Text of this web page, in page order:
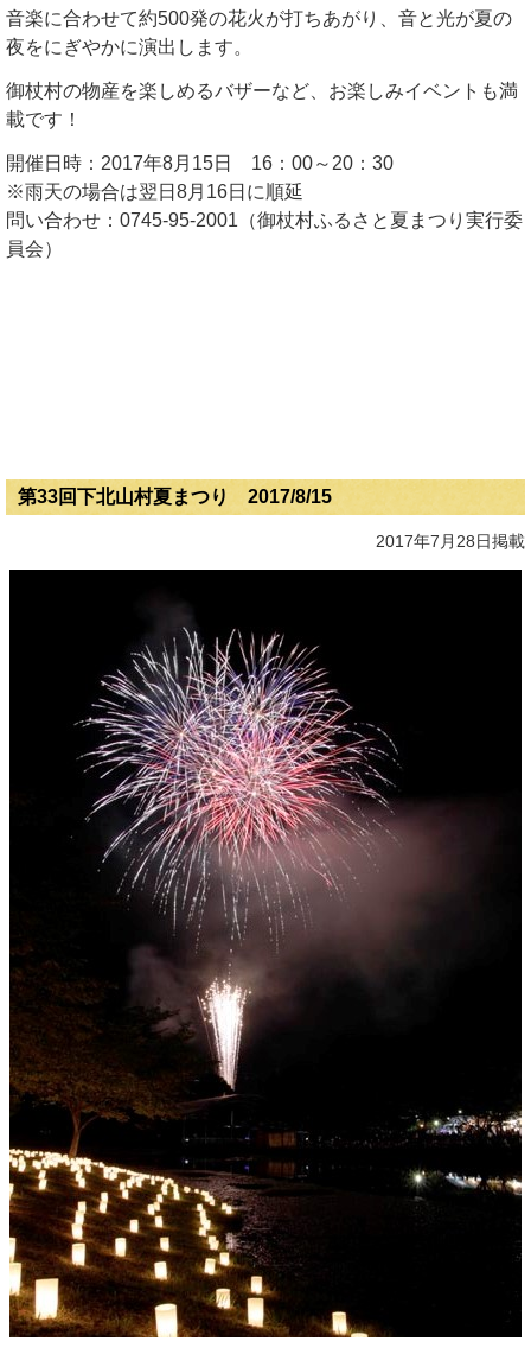
音楽に合わせて約500発の花火が打ちあがり、音と光が夏の
夜をにぎやかに演出します。
御杖村の物産を楽しめるバザーなど、お楽しみイベントも満
載です！
開催日時：2017年8月15日 16：00～20：30
※雨天の場合は翌日8月16日に順延
問い合わせ：0745-95-2001（御杖村ふるさと夏まつり実行委
員会）
第33回下北山村夏まつり 2017/8/15
2017年7月28日掲載